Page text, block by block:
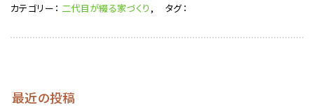
カテゴリー： 二代目が綴る家づくり , タグ：
最近の投稿